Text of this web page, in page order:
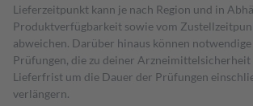
Lieferzeitpunkt kann je nach Region und in
Produktverfügbarkeit sowie vom
abweichen. Darüber hinaus können
Prüfungen, die zu deiner Arzneimittelsicherheit
Lieferfrist um die Dauer der Prüfungen
verlängern.